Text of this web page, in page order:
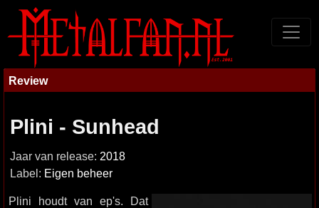
Review
Plini - Sunhead
Jaar van release: 2018
Label: Eigen beheer
Plini houdt van ep's. Dat